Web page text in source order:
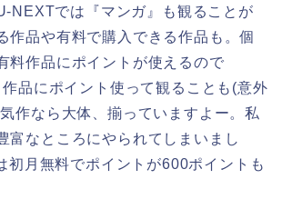
NEXTでは『マンガ』も観ることが
作品や有料で購入できる作品も。個
料作品にポイントが使えるので
作品にポイント使って観ることも(意外
作なら大体、揃っていますよー。私
富なところにやられてしまいまし
初月無料でポイントが600ポイントも